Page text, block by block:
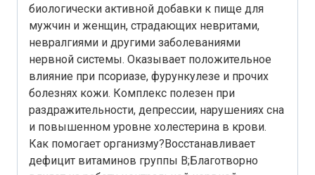
биологически активной добавки к пище для
мужчин и женщин, страдающих невритами,
невралгиями и другими заболеваниями
нервной системы. Оказывает положительное
влияние при псориазе, фурункулезе и прочих
болезнях кожи. Комплекс полезен при
раздражительности, депрессии, нарушениях сна
и повышенном уровне холестерина в крови.
Как помогает организму?Восстанавливает
дефицит витаминов группы B;Благотворно